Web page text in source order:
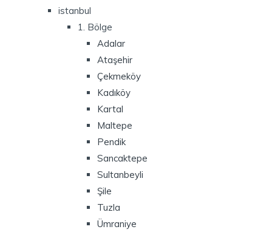
istanbul
1. Bölge
Adalar
Ataşehir
Çekmeköy
Kadıköy
Kartal
Maltepe
Pendik
Sancaktepe
Sultanbeyli
Şile
Tuzla
Ümraniye